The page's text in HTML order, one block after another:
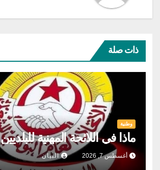
ذات صلة
وطنية
ماذا في اللائحة المهنية للبلديين
أغسطس 7, 2026 البيان